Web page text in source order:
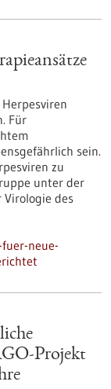
Für
sein.
zu
unter der
des
neue-
Projekt